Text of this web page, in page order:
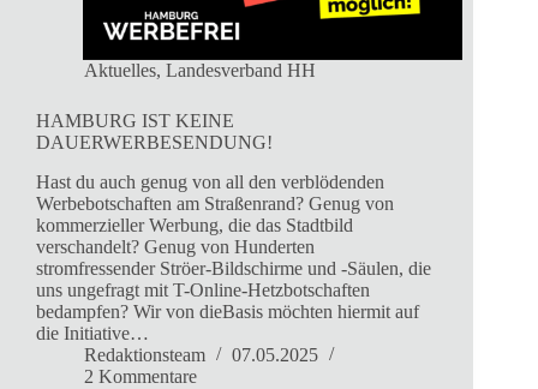
Aktuelles, Landesverband HH
HAMBURG IST KEINE
DAUERWERBESENDUNG!
Hast du auch genug von all den verblödenden
Werbebotschaften am Straßenrand? Genug von
kommerzieller Werbung, die das Stadtbild
verschandelt? Genug von Hunderten
stromfressender Ströer-Bildschirme und -Säulen, die
uns ungefragt mit T-Online-Hetzbotschaften
bedampfen? Wir von dieBasis möchten hiermit auf
die Initiative…
Redaktionsteam
07.05.2025
2 Kommentare